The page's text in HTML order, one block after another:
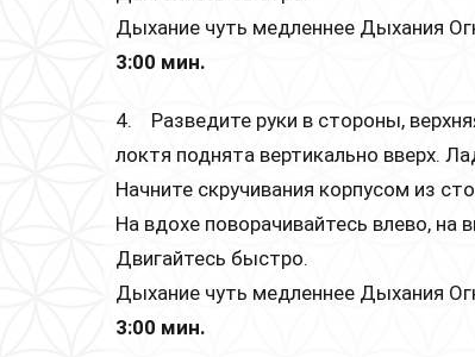
Дыхание чуть медленнее Дыхания
3:00 мин.
4. Разведите руки в стороны,
локтя поднята вертикально вверх.
Начните скручивания корпусом из
На вдохе поворачивайтесь влево, на
Двигайтесь быстро.
Дыхание чуть медленнее Дыхания
3:00 мин.